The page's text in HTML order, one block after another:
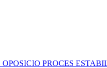
OPOSICIO PROCES